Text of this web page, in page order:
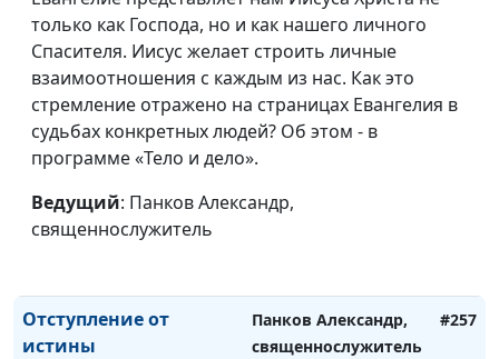
только как Господа, но и как нашего личного
Спасителя. Иисус желает строить личные
взаимоотношения с каждым из нас. Как это
стремление отражено на страницах Евангелия в
судьбах конкретных людей? Об этом - в
программе «Тело и дело».
Ведущий: Панков Александр,
священнослужитель
Сила Христа
Панков Александр,
священнослужитель
Истина Евангелия
Панков Александр,
священнослужитель
#260
Объединенные
благовестием
священнослужитель
Откровение Бога
Отступление от
истины
Панков Александр,
священнослужитель
#257